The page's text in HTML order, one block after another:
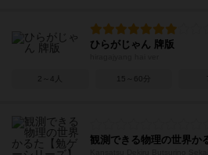
ひらがじゃん 牌版
2～4人 15～60分
観測できる物理の世界か